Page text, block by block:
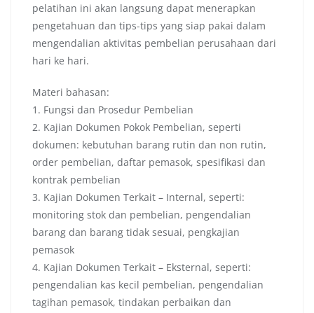
pelatihan ini akan langsung dapat menerapkan
pengetahuan dan tips-tips yang siap pakai dalam
mengendalian aktivitas pembelian perusahaan dari
hari ke hari.
Materi bahasan:
1. Fungsi dan Prosedur Pembelian
2. Kajian Dokumen Pokok Pembelian, seperti
dokumen: kebutuhan barang rutin dan non rutin,
order pembelian, daftar pemasok, spesifikasi dan
kontrak pembelian
3. Kajian Dokumen Terkait – Internal, seperti:
monitoring stok dan pembelian, pengendalian
barang dan barang tidak sesuai, pengkajian
pemasok
4. Kajian Dokumen Terkait – Eksternal, seperti:
pengendalian kas kecil pembelian, pengendalian
tagihan pemasok, tindakan perbaikan dan